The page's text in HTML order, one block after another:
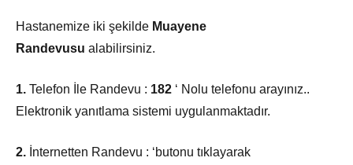
Hastanemize iki şekilde Muayene
Randevusu alabilirsiniz.
1. Telefon İle Randevu : 182 ‘ Nolu telefonu arayınız..
Elektronik yanıtlama sistemi uygulanmaktadır.
2. İnternetten Randevu : ‘butonu tıklayarak